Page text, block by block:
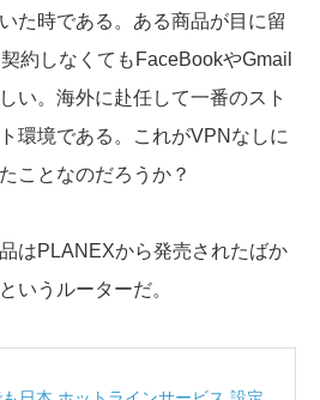
た時である。ある商品が目に留
約しなくてもFaceBookやGmail
い。海外に赴任して一番のスト
環境である。これがVPNなしに
ことなのだろうか？
はPLANEXから発売されたばか
いうルーターだ。